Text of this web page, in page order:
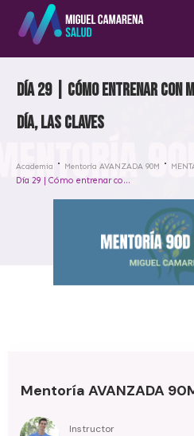
Día 29 | Cómo entrenar con
día, las claves
Academia Mentoría AVANZADA 90M
Día 29 | Cómo entrenar con menos de 20 minutos al día, las claves
Mentoría AVANZADA
Instructor